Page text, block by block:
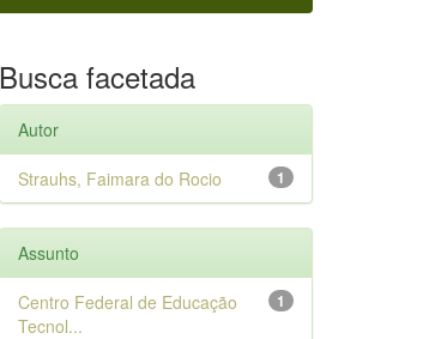
Busca facetada
Autor
1
Strauhs, Faimara do Rocio
Assunto
1
Centro Federal de Educação
Tecnol...